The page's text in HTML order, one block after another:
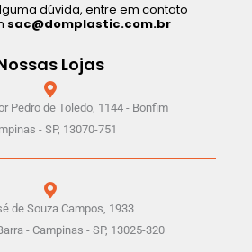
dúvida, entre em contato
sac@domplastic.com.br
Lojas
Pedro de Toledo, 1144 - Bonfim
- SP, 13070-751
de Souza Campos, 1933
- Campinas - SP, 13025-320